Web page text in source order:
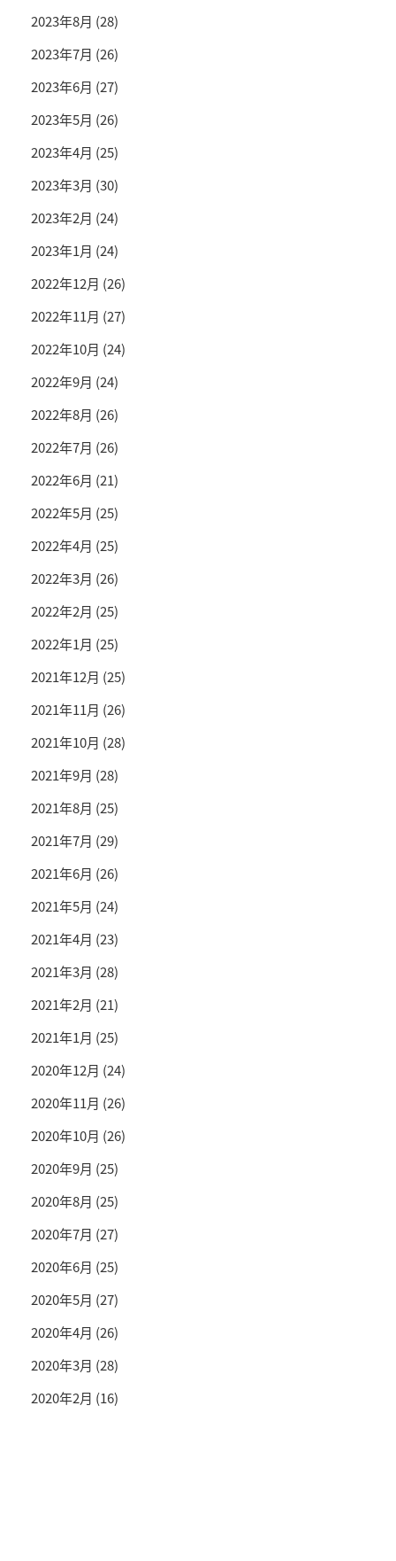
2023年8月 (28)
2023年7月 (26)
2023年6月 (27)
2023年5月 (26)
2023年4月 (25)
2023年3月 (30)
2023年2月 (24)
2023年1月 (24)
2022年12月 (26)
2022年11月 (27)
2022年10月 (24)
2022年9月 (24)
2022年8月 (26)
2022年7月 (26)
2022年6月 (21)
2022年5月 (25)
2022年4月 (25)
2022年3月 (26)
2022年2月 (25)
2022年1月 (25)
2021年12月 (25)
2021年11月 (26)
2021年10月 (28)
2021年9月 (28)
2021年8月 (25)
2021年7月 (29)
2021年6月 (26)
2021年5月 (24)
2021年4月 (23)
2021年3月 (28)
2021年2月 (21)
2021年1月 (25)
2020年12月 (24)
2020年11月 (26)
2020年10月 (26)
2020年9月 (25)
2020年8月 (25)
2020年7月 (27)
2020年6月 (25)
2020年5月 (27)
2020年4月 (26)
2020年3月 (28)
2020年2月 (16)